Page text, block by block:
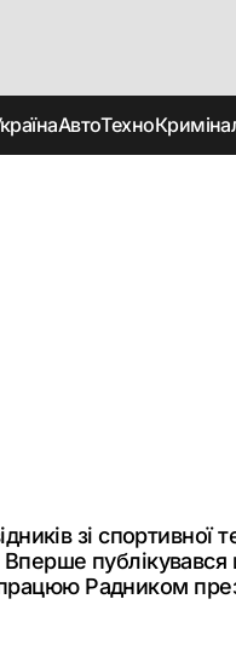
АвтоТехно
зі спортивної
публікувався
працюю Радником